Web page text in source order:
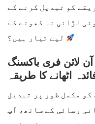
کو تبدیل کرنے کے
لڑائی نہ کھونے کے
لائن فری باکسنگ
اٹھانے کا طریقہ
مکمل طور پر تبدیل
رسائی کے ساتھ، آپ